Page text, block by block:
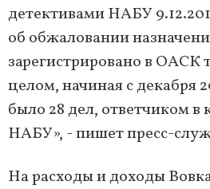
детективами НАБУ
об обжаловании
зарегистрировано в ОАСК
целом, начиная с декабря
было 28 дел, ответчиком в
НАБУ», - пишет пресс-
На расходы и доходы